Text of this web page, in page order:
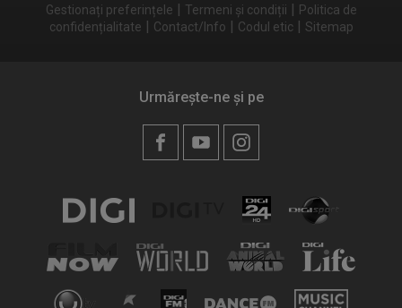
Gestionați preferințele | Termeni și condiții | Politica de
confidențialitate | Contact/Info | Codul etic | Sitemap
Urmărește-ne și pe